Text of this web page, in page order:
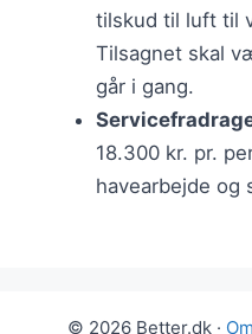
tilskud til luft til
Tilsagnet skal
går i gang.
18.300 kr. pr.
havearbejde og
© 2026 Better.dk ·